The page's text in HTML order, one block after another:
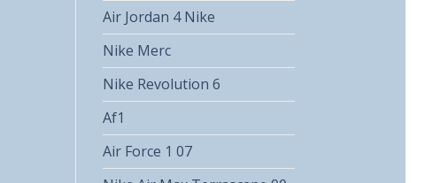
Air Jordan 4 Nike
Nike Merc
Nike Revolution 6
Af1
Air Force 1 07